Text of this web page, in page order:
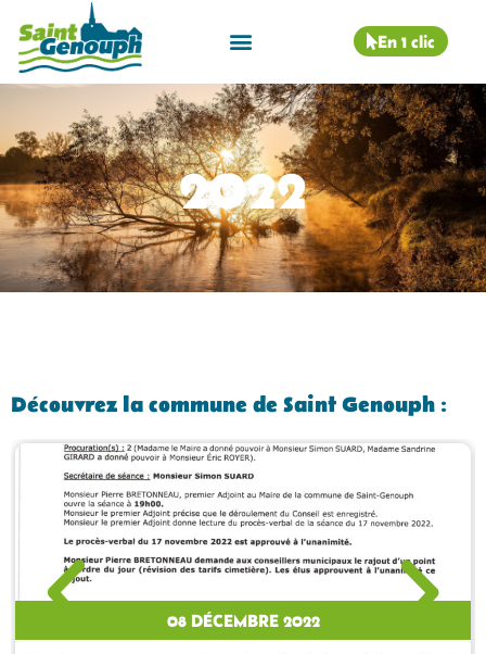
En 1 clic
2022
Découvrez la commune de Saint Genouph :
08 DÉCEMBRE 2022